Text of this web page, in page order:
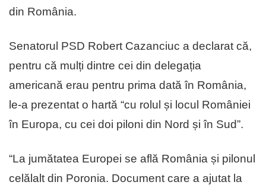
din România.
Senatorul PSD Robert Cazanciuc a declarat că,
pentru că mulți dintre cei din delegația
americană erau pentru prima dată în România,
le-a prezentat o hartă “cu rolul și locul României
în Europa, cu cei doi piloni din Nord și în Sud”.
“La jumătatea Europei se află România și pilonul
celălalt din Poronia. Document care a ajutat la